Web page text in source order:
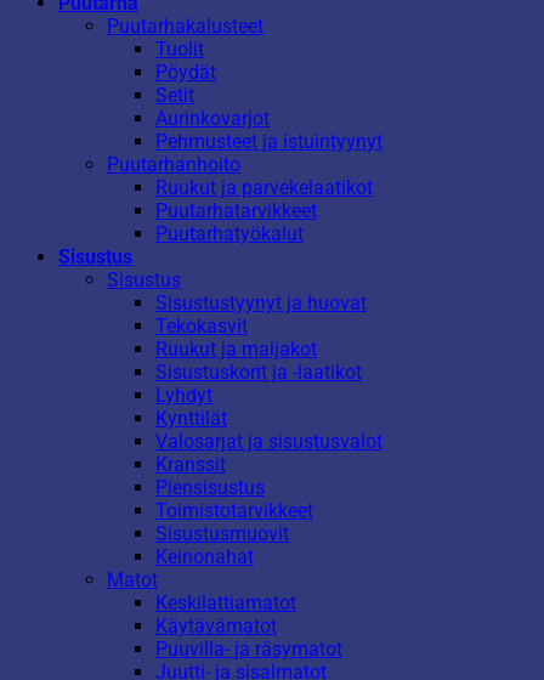
Puutarhakalusteet
Tuolit
Pöydät
Setit
Aurinkovarjot
Pehmusteet ja istuintyynyt
Puutarhanhoito
Ruukut ja parvekelaatikot
Puutarhatarvikkeet
Puutarhatyökalut
Sisustus
Sisustus
Sisustustyynyt ja huovat
Tekokasvit
Ruukut ja maljakot
Sisustuskorit ja -laatikot
Lyhdyt
Kynttilät
Valosarjat ja sisustusvalot
Kranssit
Piensisustus
Toimistotarvikkeet
Sisustusmuovit
Keinonahat
Matot
Keskilattiamatot
Käytävämatot
Puuvilla- ja räsymatot
Juutti- ja sisalmatot